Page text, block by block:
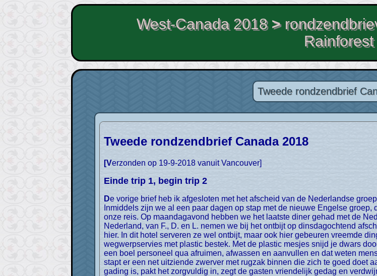
West-Canada 2018>
Rainforest
Tweede rondzendbrief
Tweede rondzendbrief Canada 2018
[Verzonden op 19-9-2018 vanuit Vancouver]
Einde trip 1, begin trip 2
De vorige brief heb ik afgesloten met het afscheid van de Nederlandse groep waarmee we over Vancouver Island hebben gereisd.
Inmiddels zijn we al een paar dagen op stap met de nieuwe Engelse
onze reis. Op maandagavond hebben we het laatste diner gehad met de
Nederland, van F., D. en L. nemen we bij het ontbijt op dinsdagochtend
hier. In dit hotel serveren ze wel ontbijt, maar ook hier gebeuren vreemde
wegwerpservies met plastic bestek. Met de plastic mesjes snijd je dwars
een boel personeel qua afruimen, afwassen en aanvullen en dat weten
stapt er een net uitziende zwerver met rugzak binnen die zich te goed doet
gading is, pakt het zorgvuldig in, zegt de gasten vriendelijk gedag en